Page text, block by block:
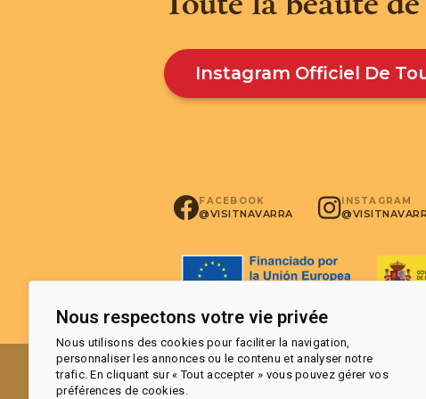
Instagram Officiel De
FACEBOOK
@VISITNAVARRA
INSTAGRAM
Nous respectons votre vie privée
Nous utilisons des cookies pour faciliter la navigation,
personnaliser les annonces ou le contenu et analyser notre
trafic. En cliquant sur « Tout accepter » vous pouvez gérer vos
préférences de cookies.